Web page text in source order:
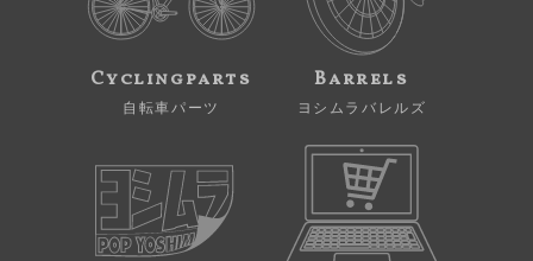
Cyclingparts
自転車パーツ
Barrels
ヨシムラバレルズ